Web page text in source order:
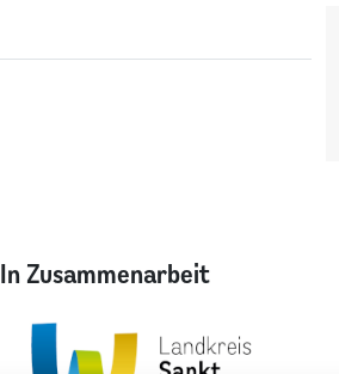
In Zusammenarbeit